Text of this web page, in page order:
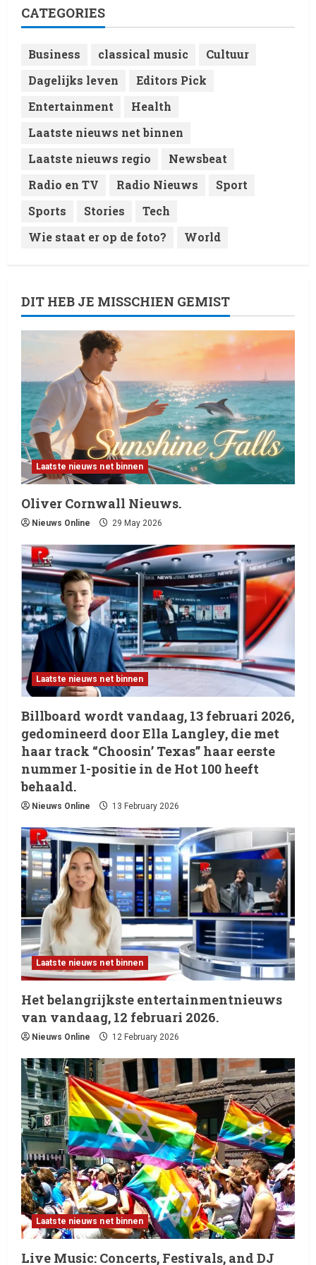
5
Laatste nieuws net binnen
RTVchannel.com brengt je
entertainmentnieuws!
CATEGORIES
Business classical music
Cultuur
Dagelijks leven
Editors Pick
Entertainment
Health
Laatste nieuws net binnen
Laatste nieuws regio
Newsbeat
Radio en TV
Radio Nieuws
Sport
Sports
Stories
Tech
Wie staat er op de foto?
World
DIT HEB JE MISSCHIEN GEMIST
Laatste nieuws net binnen
Oliver Cornwall Nieuws.
Nieuws Online 29 May 2026
Laatste nieuws net binnen
Billboard wordt vandaag, 13 februari 2026,
gedomineerd door Ella Langley, die met
haar track “Choosin’ Texas” haar eerste
nummer 1-positie in de Hot 100 heeft
behaald.
Nieuws Online 13 February 2026
Laatste nieuws net binnen
Het belangrijkste entertainmentnieuws
van vandaag, 12 februari 2026.
Nieuws Online 12 February 2026
Laatste nieuws net binnen
Live Music: Concerts, Festivals, and DJ